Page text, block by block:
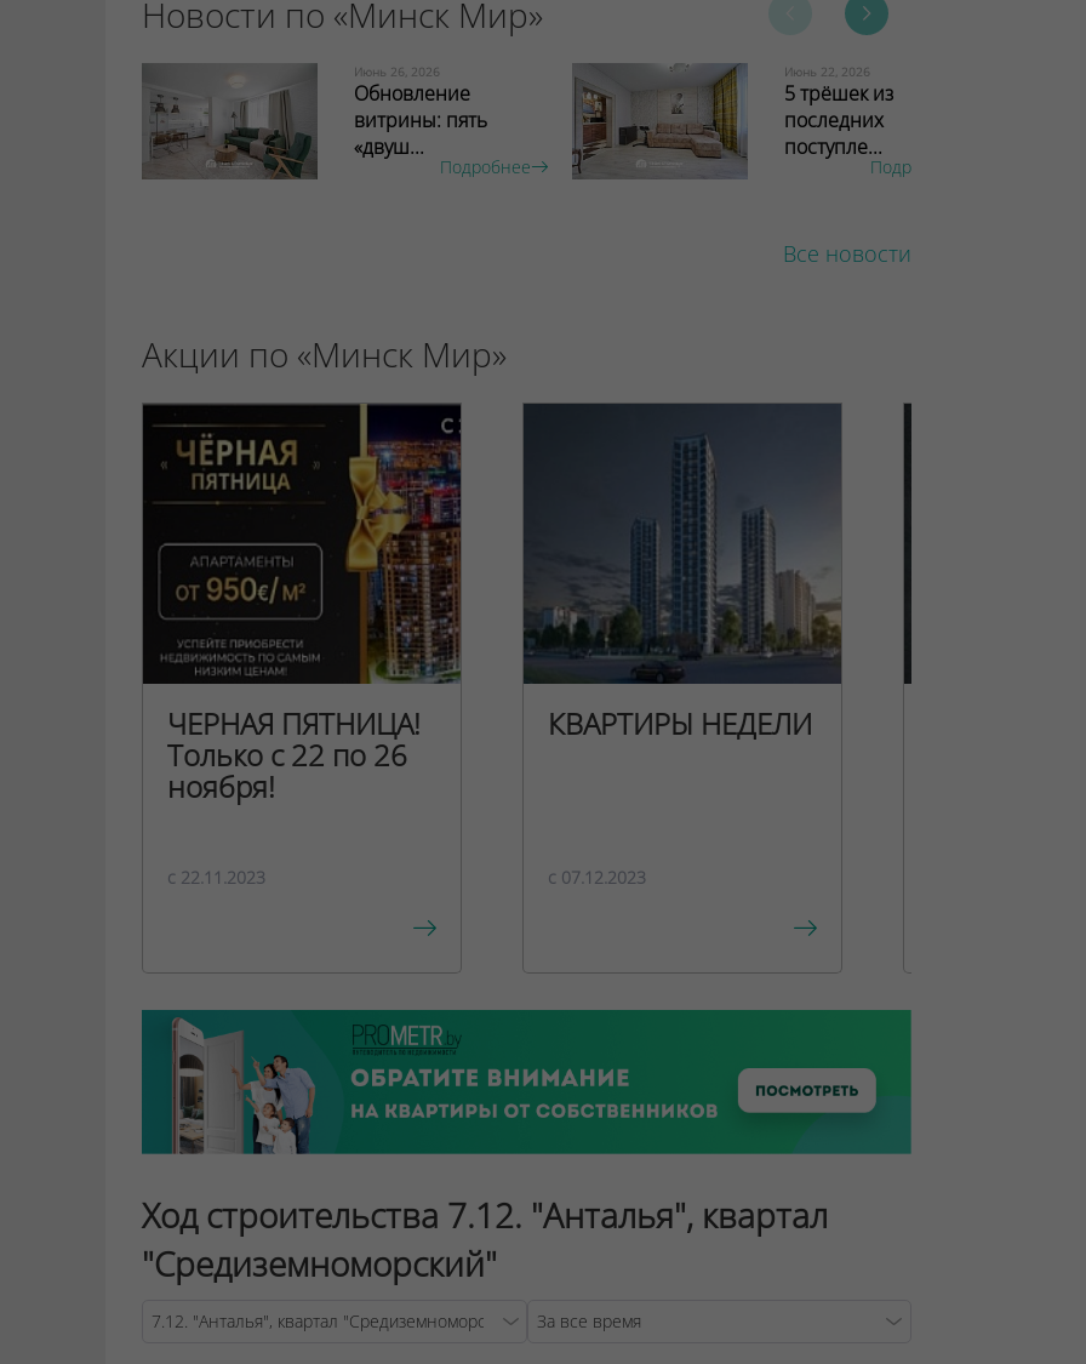
Новости по «Минск Мир»
Июнь 26, 2026
Обновление
витрины: пять
«двуш...
Подробнее
Июнь 22, 2026
5 трёшек из
последних
поступле...
Подробнее
Все новости
Акции по «Минск Мир»
ЧЕРНАЯ ПЯТНИЦА!
Только с 22 по 26
ноября!
c 22.11.2023
КВАРТИРЫ НЕДЕЛИ
c 07.12.2023
Ход строительства 7.12. "Анталья", квартал
"Средиземноморский"